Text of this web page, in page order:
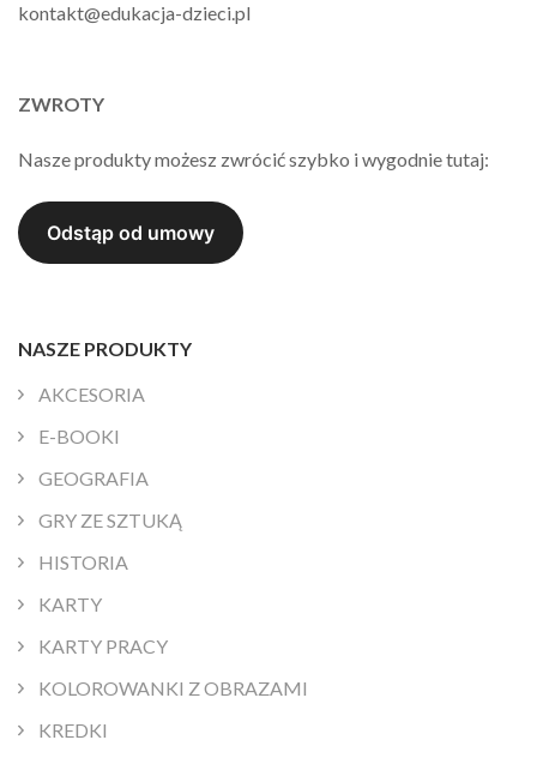
kontakt@edukacja-dzieci.pl
ZWROTY
Nasze produkty możesz zwrócić szybko i wygodnie tutaj:
NASZE PRODUKTY
AKCESORIA
E-BOOKI
GEOGRAFIA
GRY ZE SZTUKĄ
HISTORIA
KARTY
KARTY PRACY
KOLOROWANKI Z OBRAZAMI
KREDKI